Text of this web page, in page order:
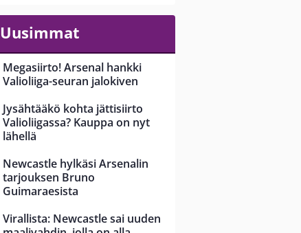
Uusimmat
Megasiirto! Arsenal hankki
Valioliiga-seuran jalokiven
Jysähtääkö kohta jättisiirto
Valioliigassa? Kauppa on nyt
lähellä
Newcastle hylkäsi Arsenalin
tarjouksen Bruno
Guimaraesista
Virallista: Newcastle sai uuden